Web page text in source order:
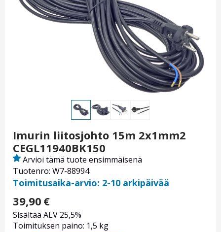
Imurin liitosjohto 15m 2x1mm2
CEGL11940BK150
Tuotenro: W7-88994
Arvioi tämä tuote ensimmäisenä
Toimitusaika-arvio: 2-10 arkipäivää
39,90 €
Sisältää ALV 25,5%
Toimituksen paino: 1,5 kg